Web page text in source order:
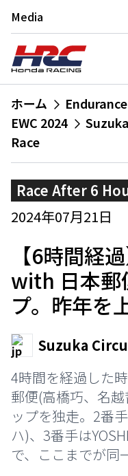
Media
ホーム
EWC 2024
Race
Race After 6
2024年07月21日
【6時間経
with 日本郵
プ。昨年を
Suzuka
4時間を経過した
郵便(高橋巧、名
ップを独走。2番
ハ)、3番手は
で、ここまでが同